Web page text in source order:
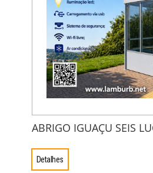
ABRIGO IGUAÇU SEIS
Detalhes